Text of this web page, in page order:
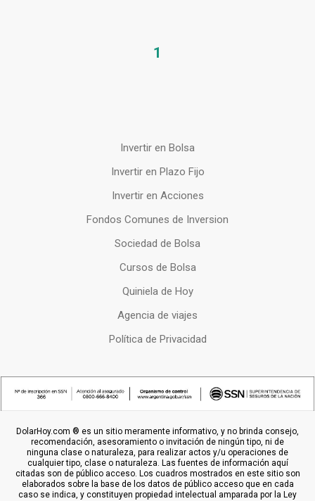
1
Invertir en Bolsa
Invertir en Plazo Fijo
Invertir en Acciones
Fondos Comunes de Inversion
Sociedad de Bolsa
Cursos de Bolsa
Quiniela de Hoy
Agencia de viajes
Política de Privacidad
DolarHoy.com ® es un sitio meramente informativo, y no brinda consejo,
recomendación, asesoramiento o invitación de ningún tipo, ni de
ninguna clase o naturaleza, para realizar actos y/u operaciones de
cualquier tipo, clase o naturaleza. Las fuentes de información aquí
citadas son de público acceso. Los cuadros mostrados en este sitio son
elaborados sobre la base de los datos de público acceso que en cada
caso se indica, y constituyen propiedad intelectual amparada por la Ley